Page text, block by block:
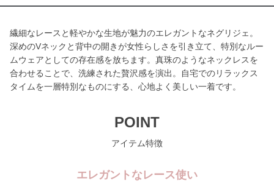
繊細なレースと軽やかな生地が魅力のエレガントなネグリジェ。
深めのVネックと背中の開きが女性らしさを引き立て、特別なルー
ムウェアとしての存在感を放ちます。真珠のようなネックレスを
合わせることで、洗練された贅沢感を演出。自宅でのリラックス
タイムを一層特別なものにする、心地よく美しい一着です。
POINT
アイテム特徴
エレガントなレース使い